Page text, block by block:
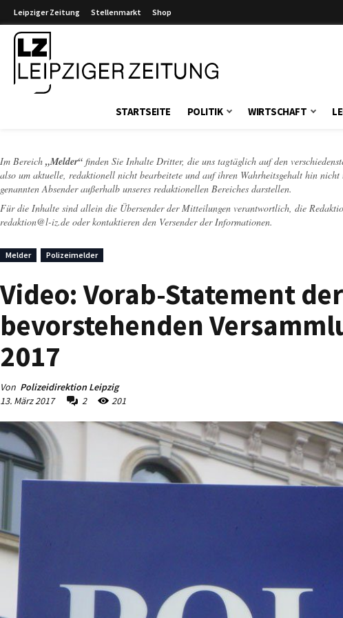
Leipziger Zeitung Stellenmarkt Shop
STARTSEITE POLITIK WIRTSCHAFT
Im Bereich „Melder“ finden Sie Inhalte Dritter, die uns tagtäglich auf den
also um aktuelle, redaktionell nicht bearbeitete und auf ihren Wahrheitsgehalt hin
genannten Absender außerhalb unseres redaktionellen Bereiches darstellen.
Für die Inhalte sind allein die Übersender der Mitteilungen verantwortlich, die
redaktion@l-iz.de oder kontaktieren den Versender der Informationen.
Melder Polizeimelder
Video: Vorab-Statement
bevorstehenden
2017
Von Polizeidirektion Leipzig
13. März 2017
2 201